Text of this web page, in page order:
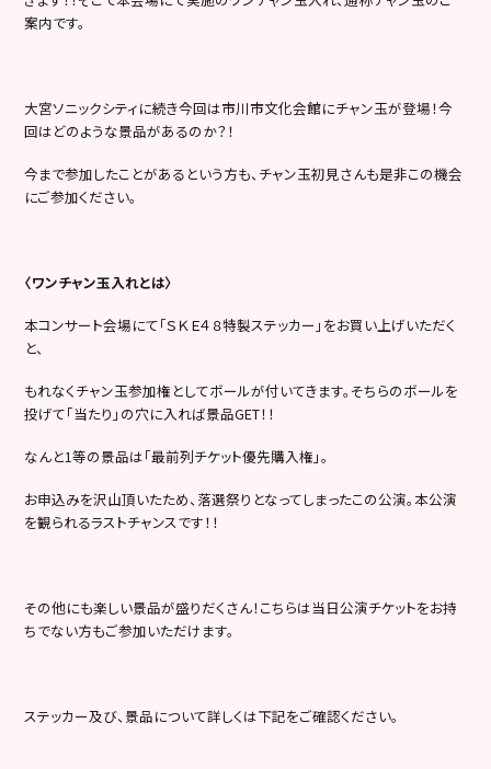
案内です。
大宮ソニックシティに続き今回は市川市文化会館にチャン玉が登場！今
回はどのような景品があるのか？！
今まで参加したことがあるという方も、チャン玉初見さんも是非この機会
にご参加ください。
〈ワンチャン玉入れとは〉
本コンサート会場にて「ＳＫＥ４８特製ステッカー」をお買い上げいただく
と、
もれなくチャン玉参加権としてボールが付いてきます。そちらのボールを
投げて「当たり」の穴に入れば景品GET！！
なんと1等の景品は「最前列チケット優先購入権」。
お申込みを沢山頂いたため、落選祭りとなってしまったこの公演。本公演
を観られるラストチャンスです！！
その他にも楽しい景品が盛りだくさん！こちらは当日公演チケットをお持
ちでない方もご参加いただけます。
ステッカー及び、景品について詳しくは下記をご確認ください。